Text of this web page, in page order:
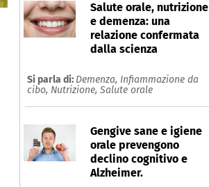
Salute orale, nutrizione
e demenza: una
relazione confermata
dalla scienza
Si parla di: Demenza, Infiammazione da
cibo, Nutrizione, Salute orale
Gengive sane e igiene
orale prevengono
declino cognitivo e
Alzheimer.